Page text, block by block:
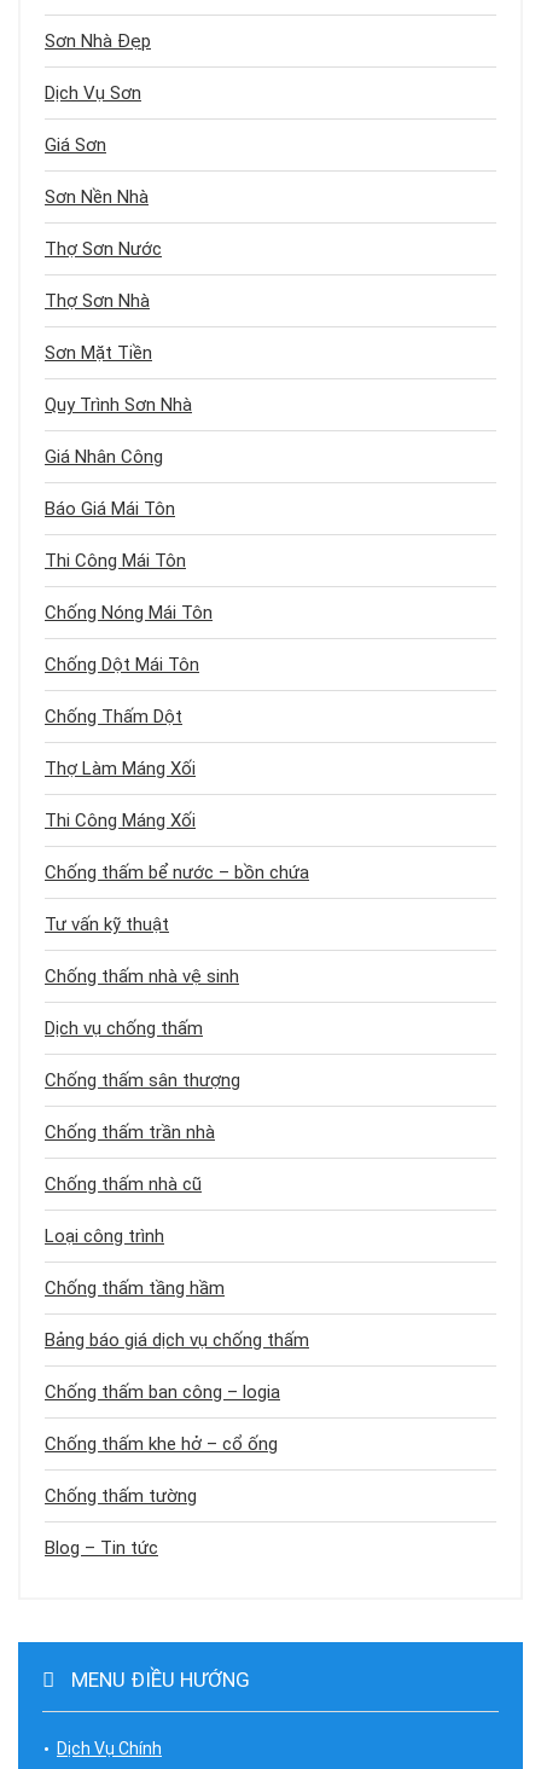
Sơn Nhà Đẹp
Dịch Vụ Sơn
Giá Sơn
Sơn Nền Nhà
Thợ Sơn Nước
Thợ Sơn Nhà
Sơn Mặt Tiền
Quy Trình Sơn Nhà
Giá Nhân Công
Báo Giá Mái Tôn
Thi Công Mái Tôn
Chống Nóng Mái Tôn
Chống Dột Mái Tôn
Chống Thấm Dột
Thợ Làm Máng Xối
Thi Công Máng Xối
Chống thấm bể nước – bồn chứa
Tư vấn kỹ thuật
Chống thấm nhà vệ sinh
Dịch vụ chống thấm
Chống thấm sân thượng
Chống thấm trần nhà
Chống thấm nhà cũ
Loại công trình
Chống thấm tầng hầm
Bảng báo giá dịch vụ chống thấm
Chống thấm ban công – logia
Chống thấm khe hở – cổ ống
Chống thấm tường
Blog – Tin tức
MENU ĐIỀU HƯỚNG
Dịch Vụ Chính